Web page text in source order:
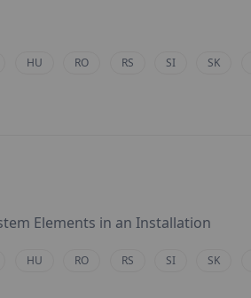
HU RO RS SI SK
Elements in an Installation
HU RO RS SI SK